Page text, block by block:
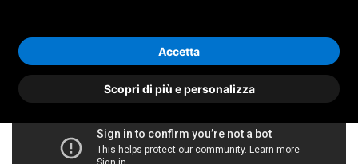
Scopri di più e personalizza
Accetta